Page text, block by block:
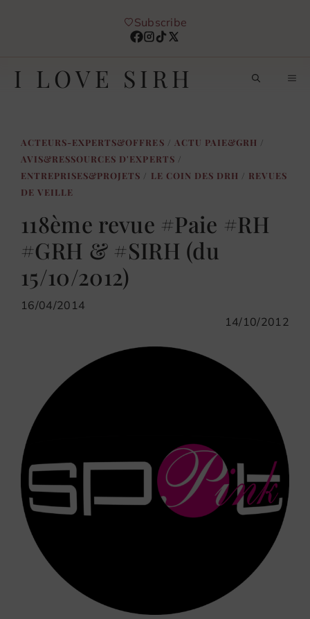
Subscribe
I LOVE SIRH
ACTEURS-EXPERTS&OFFRES / ACTU PAIE&GRH /
AVIS&RESSOURCES D'EXPERTS /
ENTREPRISES&PROJETS / LE COIN DES DRH / REVUES
DE VEILLE
118ème revue #Paie #RH
#GRH & #SIRH (du
15/10/2012)
16/04/2014
14/10/2012